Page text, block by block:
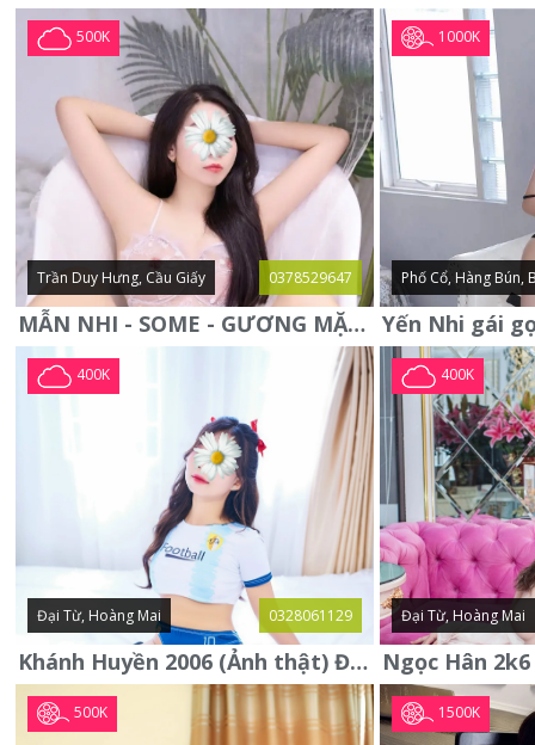
500K
Trần Duy Hưng, Cầu Giấy 0378529647
MẪN NHI - SOME - GƯƠNG MẶT XINH XẮN -CỰC CHIỀU KHÁCH
1000K
Phố Cổ, Hàng Bún,
400K
Đại Từ, Hoàng Mai 0328061129
Khánh Huyền 2006 (Ảnh thật) Đại từ - Hoàng Mai
400K
Đại Từ, Hoàng Mai
500K 1500K